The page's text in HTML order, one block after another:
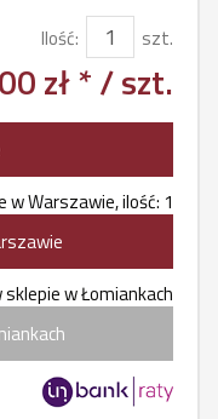
Ilość:
szt.
zł */ szt.
Warszawie, ilość: 1
w Łomiankach